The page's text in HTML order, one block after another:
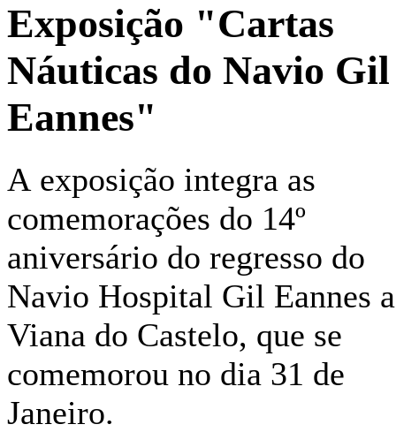
Exposição "Cartas
Náuticas do Navio Gil
Eannes"
A exposição integra as
comemorações do 14º
aniversário do regresso do
Navio Hospital Gil Eannes a
Viana do Castelo, que se
comemorou no dia 31 de
Janeiro.